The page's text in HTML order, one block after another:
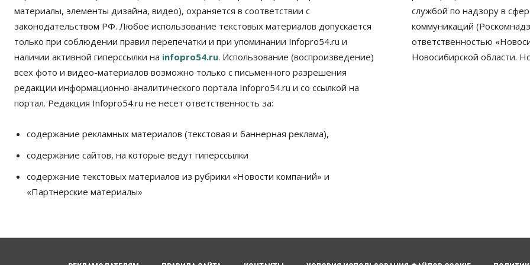
материалы, элементы дизайна, видео), охраняется в соответствии с
законодательством РФ. Любое использование текстовых материалов допускается
только при соблюдении правил перепечатки и при упоминании Infopro54.ru и
наличии активной гиперссылки на infopro54.ru. Использование (воспроизведение)
всех фото и видео-материалов возможно только с письменного разрешения
редакции информационно-аналитического портала Infopro54.ru и со ссылкой на
портал. Редакция Infopro54.ru не несет ответственность за:
содержание рекламных материалов (текстовая и баннерная реклама),
содержание сайтов, на которые ведут гиперссылки
содержание текстовых материалов из рубрики «Новости компаний» и
«Партнерские материалы»
службой по надзору в
коммуникаций
ответственностью
Новосибирской области.